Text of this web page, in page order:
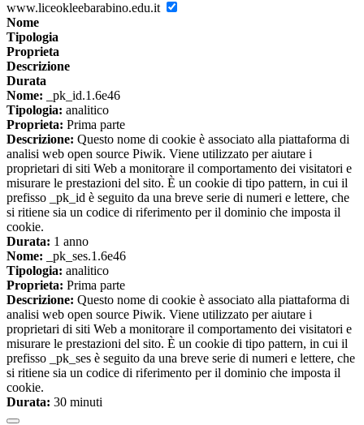
www.liceokleebarabino.edu.it
Nome
Tipologia
Proprieta
Descrizione
Durata
Nome: _pk_id.1.6e46
Tipologia: analitico
Proprieta: Prima parte
Descrizione: Questo nome di cookie è associato alla piattaforma di
analisi web open source Piwik. Viene utilizzato per aiutare i
proprietari di siti Web a monitorare il comportamento dei visitatori e
misurare le prestazioni del sito. È un cookie di tipo pattern, in cui il
prefisso _pk_id è seguito da una breve serie di numeri e lettere, che
si ritiene sia un codice di riferimento per il dominio che imposta il
cookie.
Durata: 1 anno
Nome: _pk_ses.1.6e46
Tipologia: analitico
Proprieta: Prima parte
Descrizione: Questo nome di cookie è associato alla piattaforma di
analisi web open source Piwik. Viene utilizzato per aiutare i
proprietari di siti Web a monitorare il comportamento dei visitatori e
misurare le prestazioni del sito. È un cookie di tipo pattern, in cui il
prefisso _pk_ses è seguito da una breve serie di numeri e lettere, che
si ritiene sia un codice di riferimento per il dominio che imposta il
cookie.
Durata: 30 minuti